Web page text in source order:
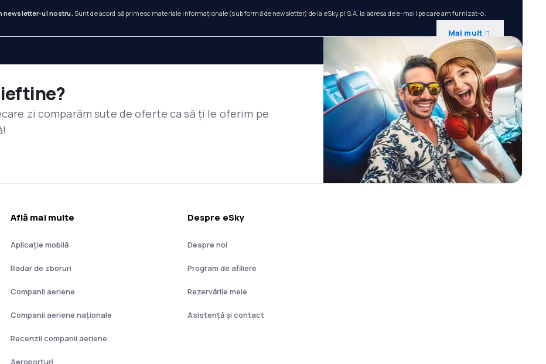
newsletter-ul nostru. Sunt de acord să primesc materiale informaționale (sub formă de newsletter) de la eSky.pl S.A. la adresa de e-mail pe care am furnizat-o.
Mai mult
zi comparăm sute de oferte ca să ți le oferim pe
Află mai multe
Aplicație mobilă
Radar de zboruri
Companii aeriene
Companii aeriene naţionale
Recenzii companii aeriene
Aeroporturi
Despre eSky
Despre noi
Program de afiliere
Rezervările mele
Asistenţă şi contact